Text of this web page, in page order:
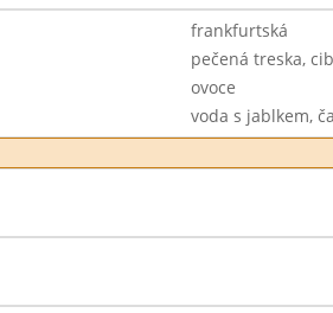
frankfurtská
pečená treska,
ovoce
voda s jablkem,